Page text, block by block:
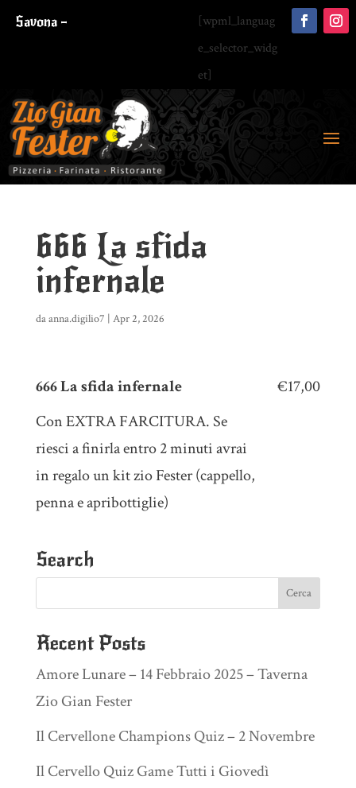
Savona –
[wpml_languag
e_selector_widg
et]
666 La sfida
infernale
daanna.digilio7 | Apr 2, 2026
666 La sfida infernale
€17,00
Con EXTRA FARCITURA. Se
riesci a finirla entro 2 minuti avrai
in regalo un kit zio Fester (cappello,
penna e apribottiglie)
Search
Recent Posts
Amore Lunare – 14 Febbraio 2025 – Taverna
Zio Gian Fester
Il Cervellone Champions Quiz – 2 Novembre
Il Cervello Quiz Game Tutti i Giovedì